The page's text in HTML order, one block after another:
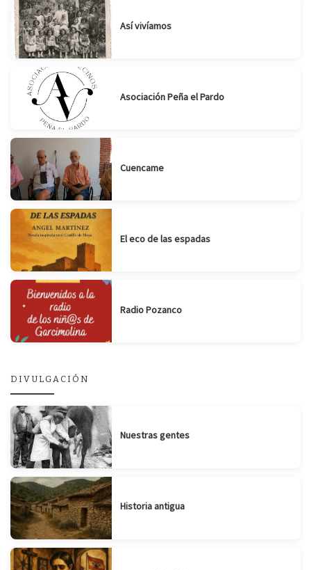
Así vivíamos
Asociación Peña el Pardo
Cuencame
El eco de las espadas
Radio Pozanco
DIVULGACIÓN
Nuestras gentes
Historia antigua